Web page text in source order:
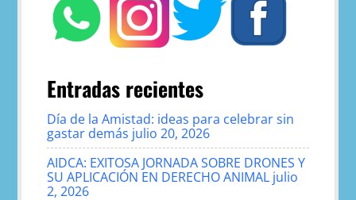
Entradas recientes
Día de la Amistad: ideas para celebrar sin
gastar demás julio 20, 2026
AIDCA: EXITOSA JORNADA SOBRE DRONES Y
SU APLICACIÓN EN DERECHO ANIMAL julio
2, 2026